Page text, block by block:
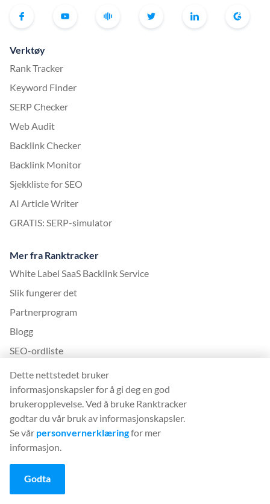
Verktøy
Rank Tracker
Keyword Finder
SERP Checker
Web Audit
Backlink Checker
Backlink Monitor
Sjekkliste for SEO
AI Article Writer
GRATIS: SERP-simulator
Mer fra Ranktracker
White Label SaaS Backlink Service
Slik fungerer det
Partnerprogram
Blogg
SEO-ordliste
SEO-veiledning
Gratis SEO-verktøy
Avtale om gjesteinnlegg
Historikk for oppdatering av Google-algoritmer
Vilkår og betingelser
Retningslinjer for personvern
Dette nettstedet bruker
informasjonskapsler for å gi deg en god
brukeropplevelse. Ved å bruke Ranktracker
godtar du vår bruk av informasjonskapsler.
Se vår personvernerklæringfor mer
informasjon.
Godta